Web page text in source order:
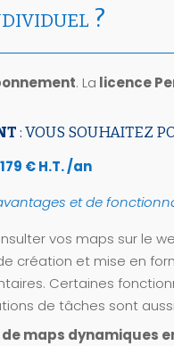
?
.​ La licence
: VOUS SOUHAITEZ
179 € H.T. /an
et de
vos maps sur le
création et mise en
Certaines
de tâches sont
maps dynamiques